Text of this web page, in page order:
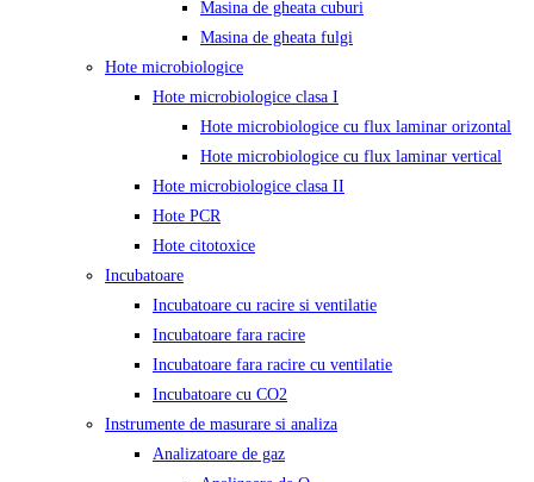
Masina de gheata cuburi
Masina de gheata fulgi
Hote microbiologice
Hote microbiologice clasa I
Hote microbiologice cu flux laminar orizontal
Hote microbiologice cu flux laminar vertical
Hote microbiologice clasa II
Hote PCR
Hote citotoxice
Incubatoare
Incubatoare cu racire si ventilatie
Incubatoare fara racire
Incubatoare fara racire cu ventilatie
Incubatoare cu CO2
Instrumente de masurare si analiza
Analizatoare de gaz